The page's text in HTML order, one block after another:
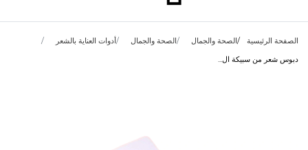
الصفحة الرئيسية الصحة والجمال الصحة والجمال
أدوات العناية بالشعر
دبوس شعر من سبيكة ال...